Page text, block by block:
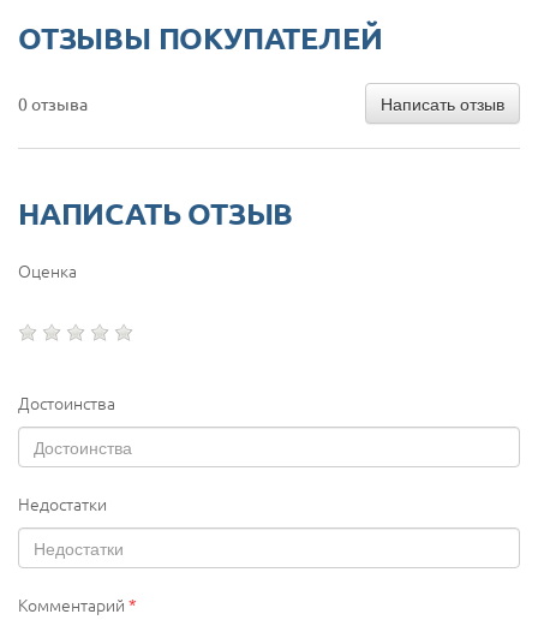
ОТЗЫВЫ ПОКУПАТЕЛЕЙ
0 отзыва Написать отзыв
НАПИСАТЬ ОТЗЫВ
Оценка
Достоинства
Недостатки
Комментарий *